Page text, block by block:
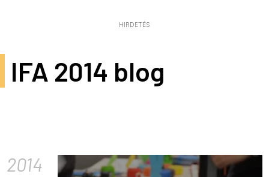
HIRDETÉS
IFA 2014 blog
2014